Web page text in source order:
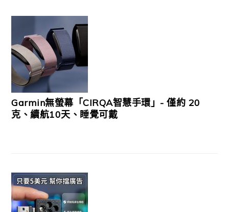
Garmin無螢幕「CIRQA智慧手環」- 僅約 20
克、續航10天、睡覺可戴